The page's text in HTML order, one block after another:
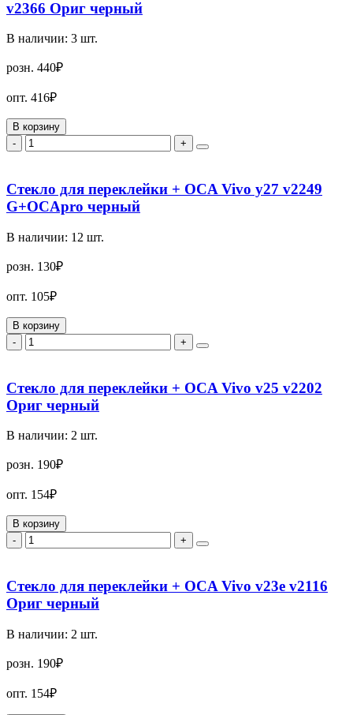
v2366 Ориг черный
В наличии: 3 шт.
розн. 440₽
опт. 416₽
В корзину
-
+
Стекло для переклейки + OCA Vivo y27 v2249
G+OCApro черный
В наличии: 12 шт.
розн. 130₽
опт. 105₽
В корзину
-
+
Стекло для переклейки + OCA Vivo v25 v2202
Ориг черный
В наличии: 2 шт.
розн. 190₽
опт. 154₽
В корзину
-
+
Стекло для переклейки + OCA Vivo v23e v2116
Ориг черный
В наличии: 2 шт.
розн. 190₽
опт. 154₽